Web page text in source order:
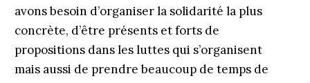
avons besoin d’organiser la solidarité la plus
concrète, d’être présents et forts de
propositions dans les luttes qui s’organisent
mais aussi de prendre beaucoup de temps de